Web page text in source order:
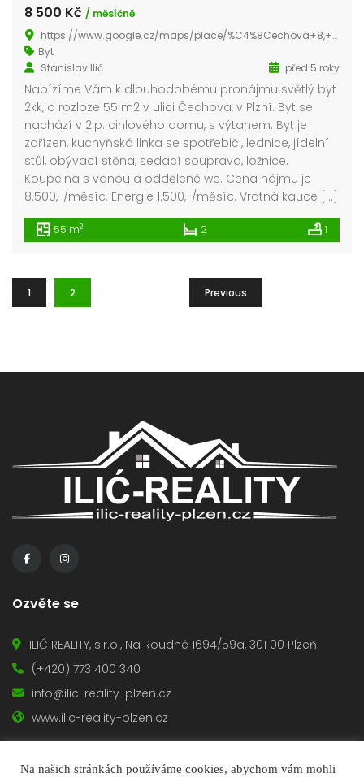
8 500 Kč / měsíčně
https://www.google.cz/maps/place/%C4%8Cechova+8,+301+00+Plze%C5%88+3/@49.7337948,13.3705121,17z/data=!3m1!4b1!4m5!3m4!1s0x470aee1c83037669:0xe07c8a49975783a2!8m2!3d49.733794!4d13.3727?hl=cs
Byt
Stanislav Ilić
před 5 roky
Nabízíme Vám k dlouhodobému pronájmu světlý byt
2kk, o rozloze 55 m2 v ulici Čechova, v Plzní. Byt se
nachází v 2.p. cihlového domu, s výtahem. Byt je
zařízen, kuchyňská linka se spotřebiči, lednice, jídelní
stůl, obývací stěna, sedací souprava, ložnice.
Koupelna s vanou a oddělené wc. Cena nájmu je
8.500,-/měsíc. Energie 1.500,-/měsíc. Vratná kauce […]
55 m2 2 1
Previous
1 2
Ozvěte se
ILIĆ REALITY, s.r.o., Na Roudné 1694/59a, 301 00 Plzeň
(+420) 773 400 340
info@ilic-reality-plzen.cz
www.ilic-reality-plzen.cz
Na našich stránkách používáme cookies, abychom vám mohli